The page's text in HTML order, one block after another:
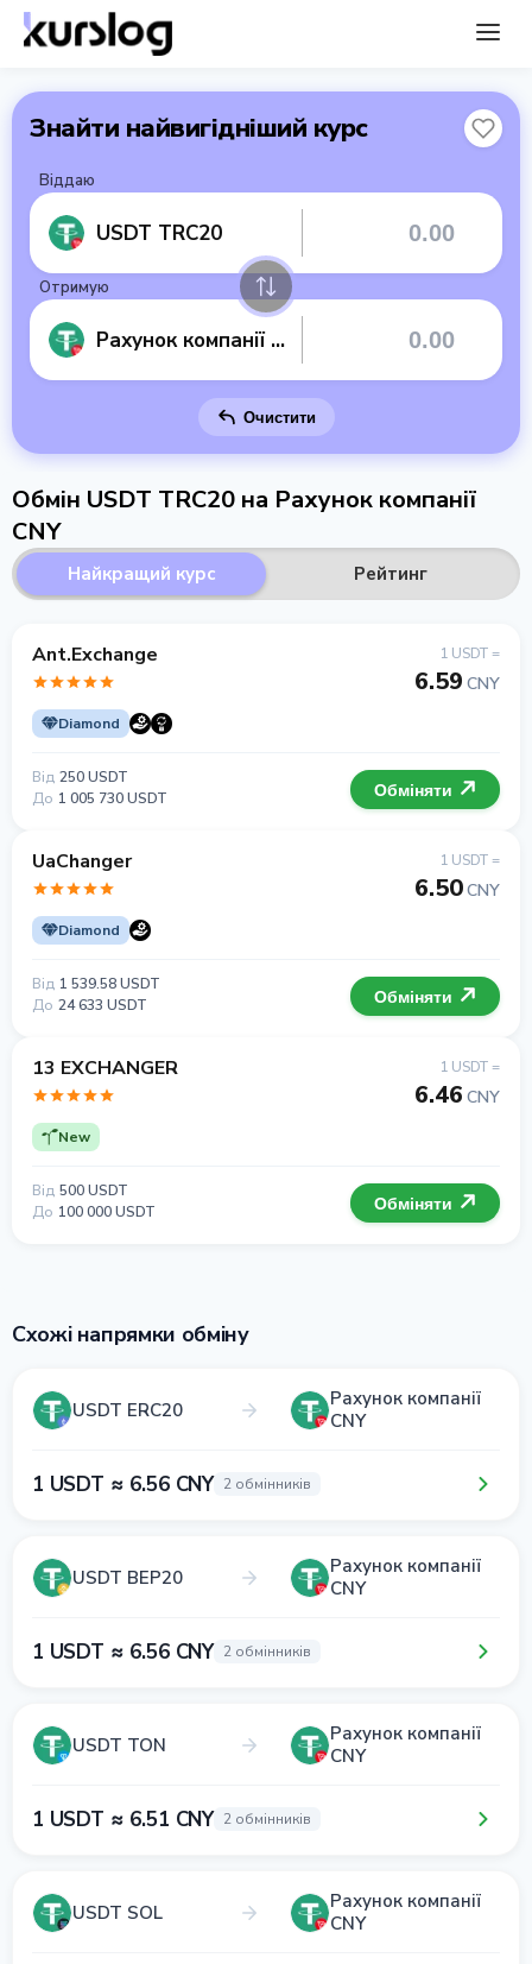
Знайти найвигідніший курс
Віддаю
USDT TRC20
Отримую
Рахунок компанії CNY
Очистити
Обмін USDT TRC20 на Рахунок компанії
CNY
Найкращий курс Рейтинг
Ant.Exchange
Diamond
1 USDT =
6.59 CNY
Від 250 USDT
До 1 005 730 USDT Обміняти
UaChanger
Diamond
1 USDT =
6.50CNY
Від 1 539.58 USDT
До 24 633 USDT Обміняти
13 EXCHANGER
New
1 USDT =
6.46 CNY
Від 500 USDT
До 100 000 USDT Обміняти
Схожі напрямки обміну
USDT ERC20
Рахунок компанії
CNY
1 USDT ≈ 6.56 CNY 2 обмінників
USDT BEP20
Рахунок компанії
CNY
1 USDT ≈ 6.56 CNY 2 обмінників
USDT TON
Рахунок компанії
CNY
1 USDT ≈ 6.51 CNY 2 обмінників
USDT SOL
Рахунок компанії
CNY